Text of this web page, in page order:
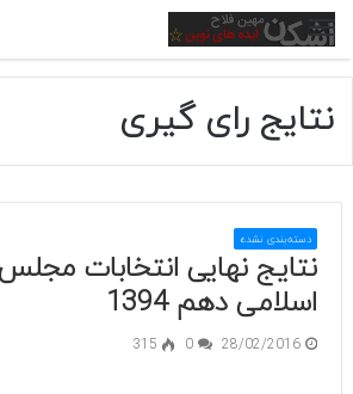
منو
نتایج رای گیری
دسته‌بندی نشده
نتایج نهایی انتخابات
اسلامی دهم 1394
28/02/2016
0
315